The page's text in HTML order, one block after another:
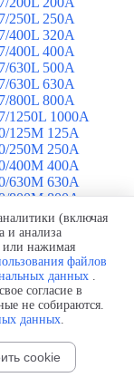
250L 250A
400L 320A
400L 400A
630L 500A
630L 630A
800L 800A
1250L 1000A
125M 125A
250M 250A
400M 400A
630М 630A
800M 800A
1250М 1250A
3F M2C2S2 M
3F M2C2S2 М
3F M2C2S2 М
(включая
и анализа
или нажимая
файлов
данных .
согласие в
не собираются.
данных.
cookie